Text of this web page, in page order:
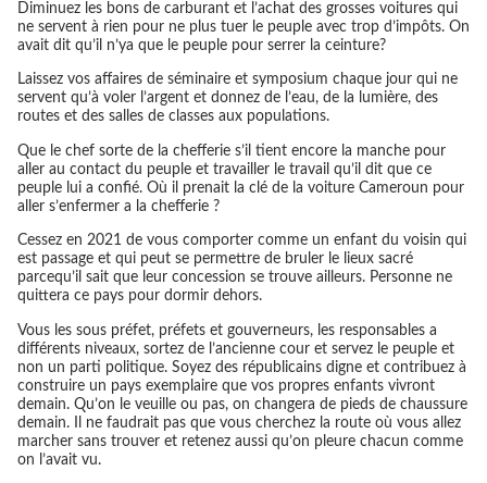
Diminuez les bons de carburant et l’achat des grosses voitures qui
ne servent à rien pour ne plus tuer le peuple avec trop d’impôts. On
avait dit qu’il n’ya que le peuple pour serrer la ceinture?
Laissez vos affaires de séminaire et symposium chaque jour qui ne
servent qu’à voler l’argent et donnez de l’eau, de la lumière, des
routes et des salles de classes aux populations.
Que le chef sorte de la chefferie s’il tient encore la manche pour
aller au contact du peuple et travailler le travail qu’il dit que ce
peuple lui a confié. Où il prenait la clé de la voiture Cameroun pour
aller s’enfermer a la chefferie ?
Cessez en 2021 de vous comporter comme un enfant du voisin qui
est passage et qui peut se permettre de bruler le lieux sacré
parcequ’il sait que leur concession se trouve ailleurs. Personne ne
quittera ce pays pour dormir dehors.
Vous les sous préfet, préfets et gouverneurs, les responsables a
différents niveaux, sortez de l’ancienne cour et servez le peuple et
non un parti politique. Soyez des républicains digne et contribuez à
construire un pays exemplaire que vos propres enfants vivront
demain. Qu’on le veuille ou pas, on changera de pieds de chaussure
demain. Il ne faudrait pas que vous cherchez la route où vous allez
marcher sans trouver et retenez aussi qu’on pleure chacun comme
on l’avait vu.